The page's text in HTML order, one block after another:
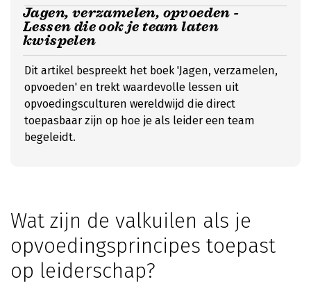
Jagen, verzamelen, opvoeden -
Lessen die ook je team laten
kwispelen
Dit artikel bespreekt het boek 'Jagen, verzamelen,
opvoeden' en trekt waardevolle lessen uit
opvoedingsculturen wereldwijd die direct
toepasbaar zijn op hoe je als leider een team
begeleidt.
Wat zijn de valkuilen als je
opvoedingsprincipes toepast
op leiderschap?